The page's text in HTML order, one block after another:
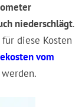
niederschlägt.
diese Kosten
vom
werden.